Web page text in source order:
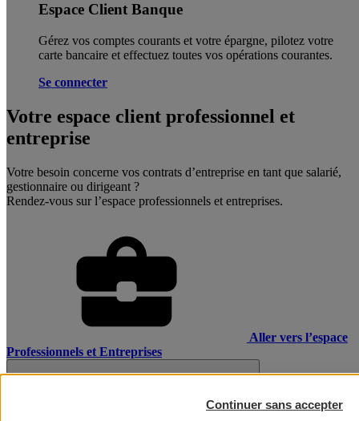
Espace Client Banque
Gérez vos comptes courants et votre épargne, pilotez votre
carte bancaire et effectuez toutes vos opérations courantes.
Se connecter
Votre espace client professionnel et
entreprise
Votre besoin concerne vos contrats d’entreprise en tant que salarié,
gestionnaire ou dirigeant ?
Rendez-vous sur l’espace professionnels et entreprises.
Aller vers l’espace
Professionnels et Entreprises
Continuer sans accepter